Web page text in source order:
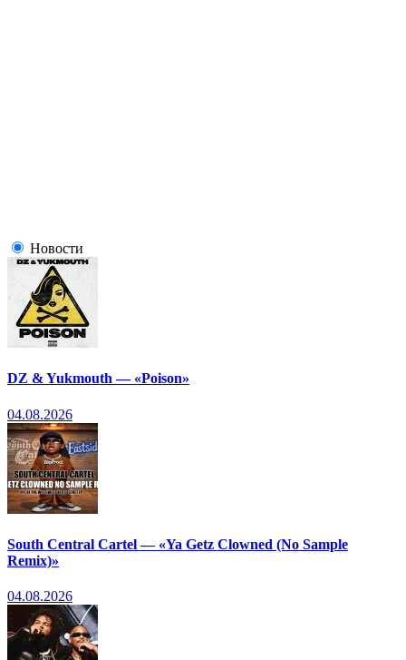
Новости
DZ & Yukmouth — «Poison»
04.08.2026
South Central Cartel — «Ya Getz Clowned (No Sample
Remix)»
04.08.2026